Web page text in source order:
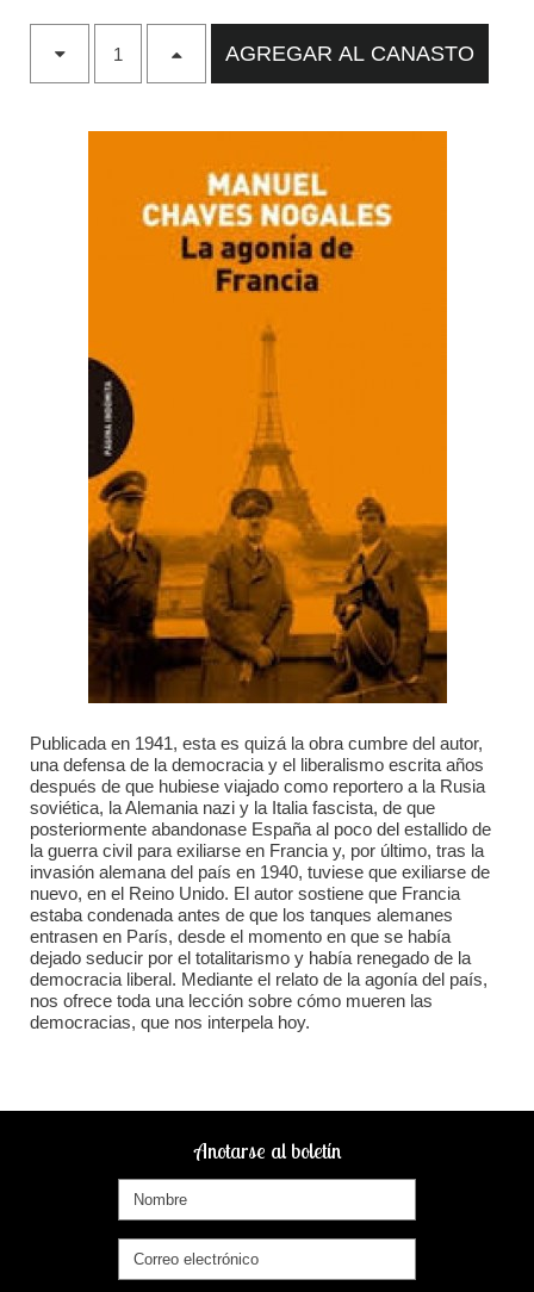
AGREGAR AL CANASTO
Publicada en 1941, esta es quizá la obra cumbre del autor,
una defensa de la democracia y el liberalismo escrita años
después de que hubiese viajado como reportero a la Rusia
soviética, la Alemania nazi y la Italia fascista, de que
posteriormente abandonase España al poco del estallido de
la guerra civil para exiliarse en Francia y, por último, tras la
invasión alemana del país en 1940, tuviese que exiliarse de
nuevo, en el Reino Unido. El autor sostiene que Francia
estaba condenada antes de que los tanques alemanes
entrasen en París, desde el momento en que se había
dejado seducir por el totalitarismo y había renegado de la
democracia liberal. Mediante el relato de la agonía del país,
nos ofrece toda una lección sobre cómo mueren las
democracias, que nos interpela hoy.
Anotarse al boletín